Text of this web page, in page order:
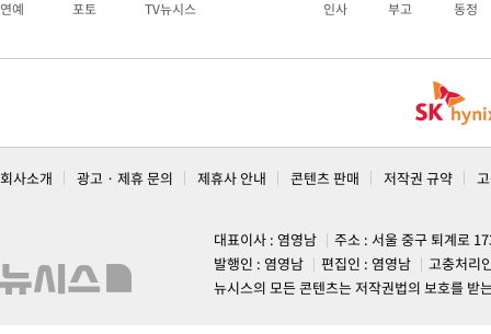
연예 포토 TV뉴시스 인사 부고 동정
회사소개 광고 · 제휴 문의 제휴사 안내 콘텐츠 판매 저작권 규약
대표이사 : 염영남
주소 : 서울 중구 퇴계로
발행인 : 염영남
편집인 : 염영남
고충처리
뉴시스의 모든 콘텐츠는 저작권법의 보호를